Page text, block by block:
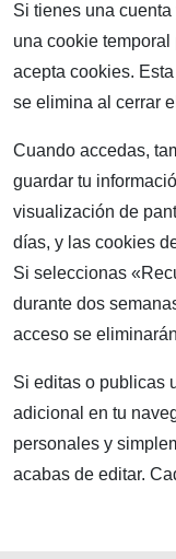
Si tienes una
una cookie
acepta cookies.
se elimina al cerrar
Cuando accedas,
guardar tu
visualización de
días, y las cookies
Si seleccionas
durante dos
acceso se
Si editas o publicas
adicional en tu
personales y
acabas de editar.